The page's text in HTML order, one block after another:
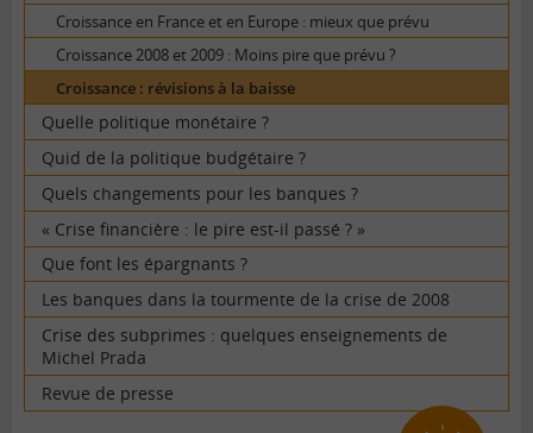
Croissance en France et en Europe : mieux que prévu
Croissance 2008 et 2009 : Moins pire que prévu ?
Croissance : révisions à la baisse
Quelle politique monétaire ?
Quid de la politique budgétaire ?
Quels changements pour les banques ?
« Crise financière : le pire est-il passé ? »
Que font les épargnants ?
Les banques dans la tourmente de la crise de 2008
Crise des subprimes : quelques enseignements de
Michel Prada
Revue de presse